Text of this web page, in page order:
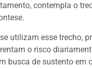
contempla o
utilizam esse trecho,
o risco
busca de sustento em